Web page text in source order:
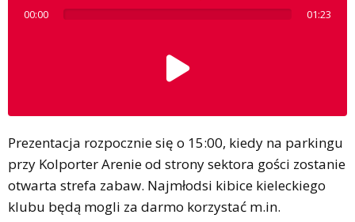
00:00 01:23
Prezentacja rozpocznie się o 15:00, kiedy na parkingu
przy Kolporter Arenie od strony sektora gości zostanie
otwarta strefa zabaw. Najmłodsi kibice kieleckiego
klubu będą mogli za darmo korzystać m.in.